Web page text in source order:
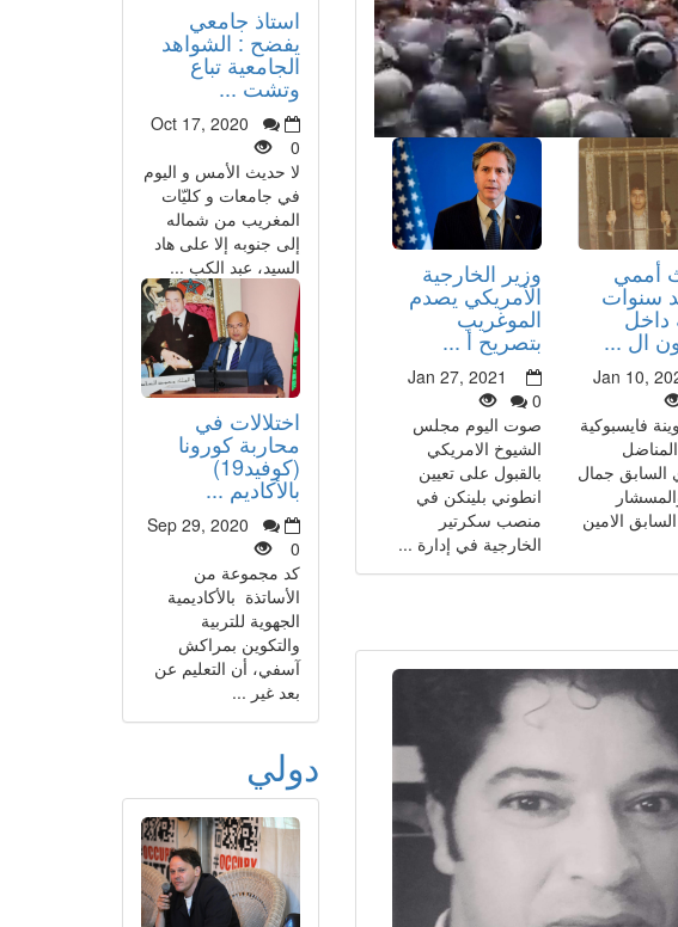
استاذ جامعي
يفضح : الشواهد
الجامعية تباع
وتشت ...
Oct 17, 2020
0
لا حديث الأمس و اليوم
في جامعات و كليّات
المغريب من شماله
إلى جنوبه إلا على هاد
السيد، عبد الكب ...
اختلالات في
محاربة كورونا
(كوفيد19)
بالأكاديم ...
Sep 29, 2020
0
كد مجموعة من
الأساتذة بالأكاديمية
الجهوية للتربية
والتكوين بمراكش
آسفي، أن التعليم عن
بعد غير ...
دولي
وزير الخارجية
الأمريكي يصدم
الموغريب
بتصريح أ ...
Jan 27, 2021
0
صوت اليوم مجلس
الشيوخ الامريكي
بالقبول على تعيين
انطوني بلينكن في
منصب سكرتير
الخارجية في إدارة ...
أممي
سنوات
داخل
ال ...
Jan 10,
فايسبوكية
السابق جمال
الامين